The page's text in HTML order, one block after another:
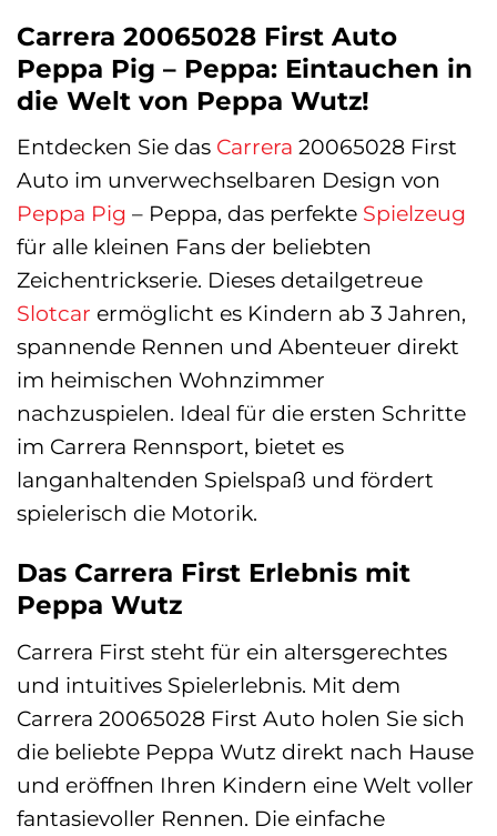
Carrera 20065028 First Auto
Peppa Pig – Peppa: Eintauchen in
die Welt von Peppa Wutz!
Entdecken Sie das Carrera 20065028 First
Auto im unverwechselbaren Design von
Peppa Pig – Peppa, das perfekte Spielzeug
für alle kleinen Fans der beliebten
Zeichentrickserie. Dieses detailgetreue
Slotcar ermöglicht es Kindern ab 3 Jahren,
spannende Rennen und Abenteuer direkt
im heimischen Wohnzimmer
nachzuspielen. Ideal für die ersten Schritte
im Carrera Rennsport, bietet es
langanhaltenden Spielspaß und fördert
spielerisch die Motorik.
Das Carrera First Erlebnis mit
Peppa Wutz
Carrera First steht für ein altersgerechtes
und intuitives Spielerlebnis. Mit dem
Carrera 20065028 First Auto holen Sie sich
die beliebte Peppa Wutz direkt nach Hause
und eröffnen Ihren Kindern eine Welt voller
fantasievoller Rennen. Die einfache